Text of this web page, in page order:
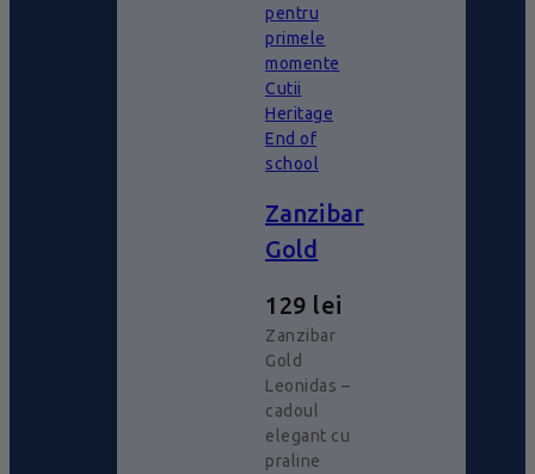
pentru
primele
momente
Cutii
Heritage
End of
school
Zanzibar
Gold
129 lei
Zanzibar
Gold
Leonidas –
cadoul
elegant cu
praline